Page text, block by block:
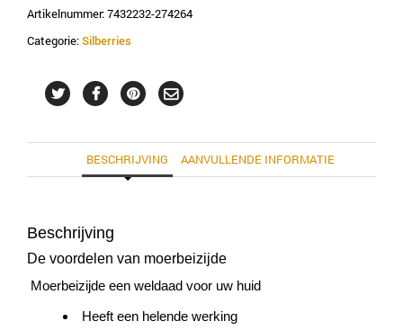
Artikelnummer:7432232-274264
Categorie:Silberries
BESCHRIJVING AANVULLENDE INFORMATIE
Beschrijving
De voordelen van moerbeizijde
Moerbeizijde een weldaad voor uw huid
Heeft een helende werking